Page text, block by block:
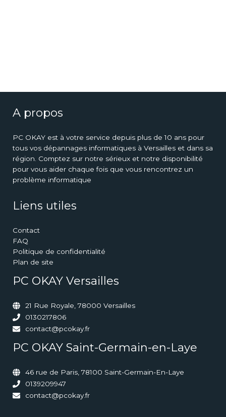
A propos
PC OKAY est à votre service depuis plus de 10 ans pour
tous vos dépannages informatiques à Versailles et dans sa
région. Comptez sur notre sérieux et notre disponibilité
pour vous aider chaque fois que vous rencontrez un
problème informatique
Liens utiles
Contact
FAQ
Politique de confidentialité
Plan de site
PC OKAY Versailles
21 Rue Royale, 78000 Versailles
0130217806
contact@pcokay.fr
PC OKAY Saint-Germain-en-Laye
46 rue de Paris, 78100 Saint-Germain-En-Laye
0139209947
contact@pcokay.fr